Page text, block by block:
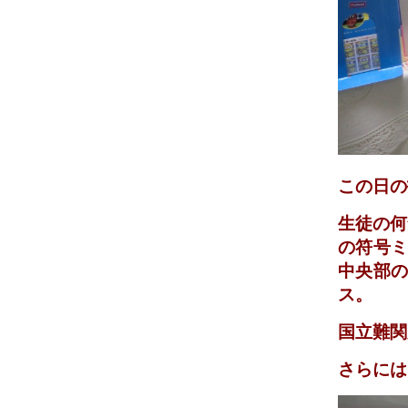
この日
生徒の
の符号
中央部
ス。
国立難
さらに